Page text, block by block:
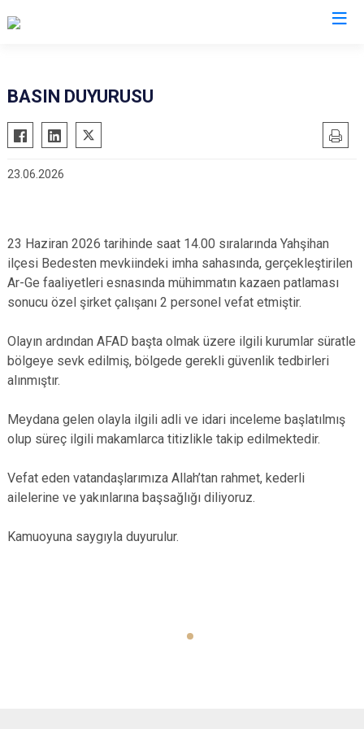
BASIN DUYURUSU
23.06.2026
23 Haziran 2026 tarihinde saat 14.00 sıralarında Yahşihan
ilçesi Bedesten mevkiindeki imha sahasında, gerçekleştirilen
Ar-Ge faaliyetleri esnasında mühimmatın kazaen patlaması
sonucu özel şirket çalışanı 2 personel vefat etmiştir.
Olayın ardından AFAD başta olmak üzere ilgili kurumlar süratle
bölgeye sevk edilmiş, bölgede gerekli güvenlik tedbirleri
alınmıştır.
Meydana gelen olayla ilgili adli ve idari inceleme başlatılmış
olup süreç ilgili makamlarca titizlikle takip edilmektedir.
Vefat eden vatandaşlarımıza Allah’tan rahmet, kederli
ailelerine ve yakınlarına başsağlığı diliyoruz.
Kamuoyuna saygıyla duyurulur.